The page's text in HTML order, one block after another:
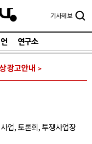
기사제보
연구소
광고안내
업, 토론회, 투쟁사업장